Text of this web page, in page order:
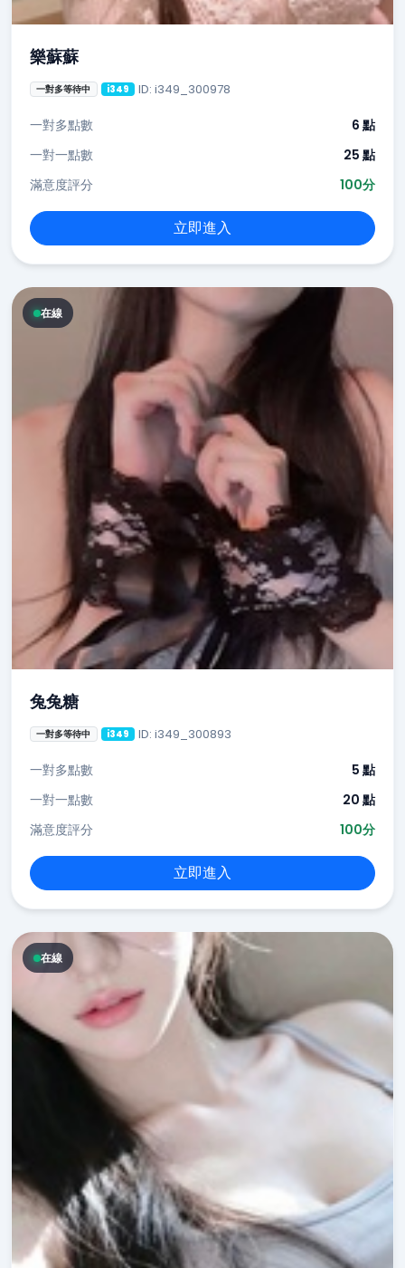
樂蘇蘇
一對多等待中 i349 ID: i349_300978
一對多點數
6 點
一對一點數
25 點
滿意度評分
100分
立即進入
在線
兔兔糖
一對多等待中 i349 ID: i349_300893
一對多點數
5 點
一對一點數
20 點
滿意度評分
100分
立即進入
在線